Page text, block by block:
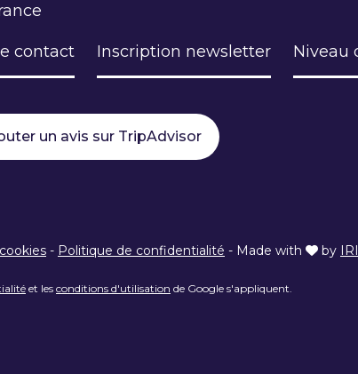
contact Inscription newsletter Niveau
un avis sur TripAdvisor
- Politique de confidentialité - Made with by
et les conditions d'utilisation de Google s'appliquent.